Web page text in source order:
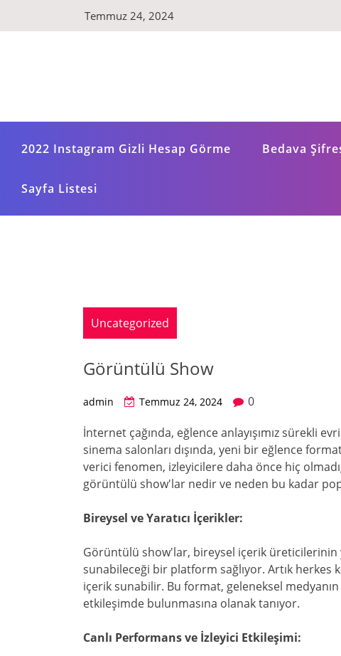
Temmuz 24, 2024
2022 Instagram Gizli Hesap Görme Bedava
Sayfa Listesi
Uncategorized
Görüntülü Show
admin Temmuz 24, 2024
0
İnternet çağında, eğlence anlayışımız sürekli
sinema salonları dışında, yeni bir eğlence
verici fenomen, izleyicilere daha önce hiç
görüntülü show'lar nedir ve neden bu kadar
Bireysel ve Yaratıcı İçerikler:
Görüntülü show'lar, bireysel içerik üreticilerinin
sunabileceği bir platform sağlıyor. Artık
içerik sunabilir. Bu format, geleneksel
etkileşimde bulunmasına olanak tanıyor.
Canlı Performans ve İzleyici Etkileşimi: